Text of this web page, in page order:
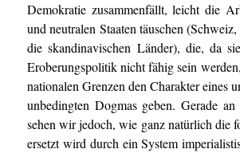
Demokratie zusammenfällt, leicht die
und neutralen Staaten täuschen
die skandinavischen Länder), die, da
Eroberungspolitik nicht fähig sein
nationalen Grenzen den Charakter eines
unbedingten Dogmas geben. Gerade
sehen wir jedoch, wie ganz natürlich die
ersetzt wird durch ein System